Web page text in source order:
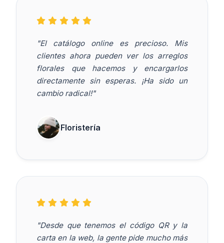
"El catálogo online es precioso. Mis
clientes ahora pueden ver los arreglos
florales que hacemos y encargarlos
directamente sin esperas. ¡Ha sido un
cambio radical!"
Floristería
"Desde que tenemos el código QR y la
carta en la web, la gente pide mucho más